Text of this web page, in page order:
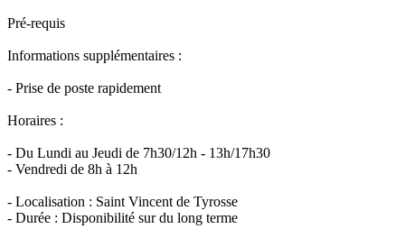
Pré-requis
Informations supplémentaires :
- Prise de poste rapidement
Horaires :
- Du Lundi au Jeudi de 7h30/12h - 13h/17h30
- Vendredi de 8h à 12h
- Localisation : Saint Vincent de Tyrosse
- Durée : Disponibilité sur du long terme